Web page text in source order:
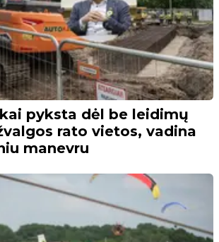
pyksta dėl be leidimų
rato vietos, vadina
manevru